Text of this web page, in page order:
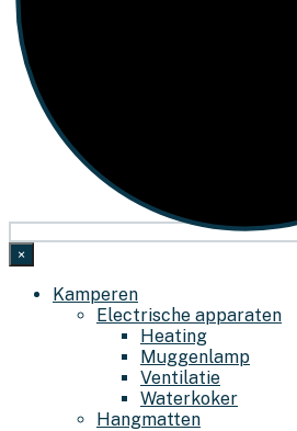
×
Kamperen
Electrische apparaten
Heating
Muggenlamp
Ventilatie
Waterkoker
Hangmatten